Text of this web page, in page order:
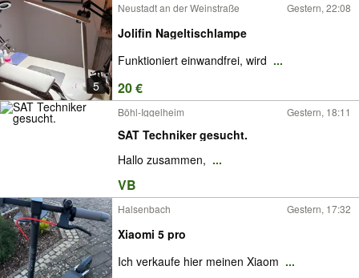
5
Neustadt an der Weinstraße Gestern, 22:08
Jolifin Nageltischlampe
Funktioniert einwandfrei, wird ...
20 €
Böhl-Iggelheim Gestern, 18:11
SAT Techniker gesucht.
Hallo zusammen, ...
VB
Halsenbach Gestern, 17:32
Xiaomi 5 pro
Ich verkaufe hier meinen Xiaom ...